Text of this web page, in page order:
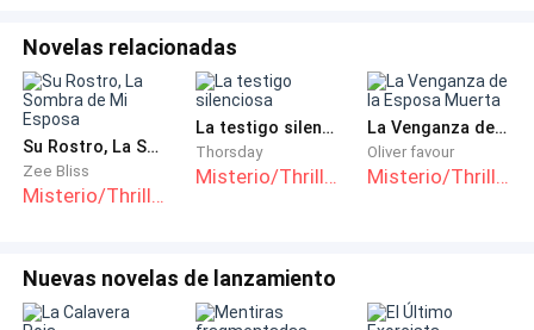
primer hijo pero no estaba solo si no que habían
nuevos socios.
_ Marck _ ella habló tímida _ ¿Podemos hablar un
momento a solas? Hay algo realmente importante
que quiero decirte.
estos momentos me encuentro ocupado con algo
muy importante y no creo que lo que tengas que
Novelas relacionadas
Su Rostro, La Sombra de Mi Esposa
Zee Bliss
Misterio/Thriller
La testigo silenciosa
Thorsday
Misterio/Thriller
La Venganza de la Esposa Muerta
Oliver favour
Misterio/Thriller
Nuevas novelas de lanzamiento